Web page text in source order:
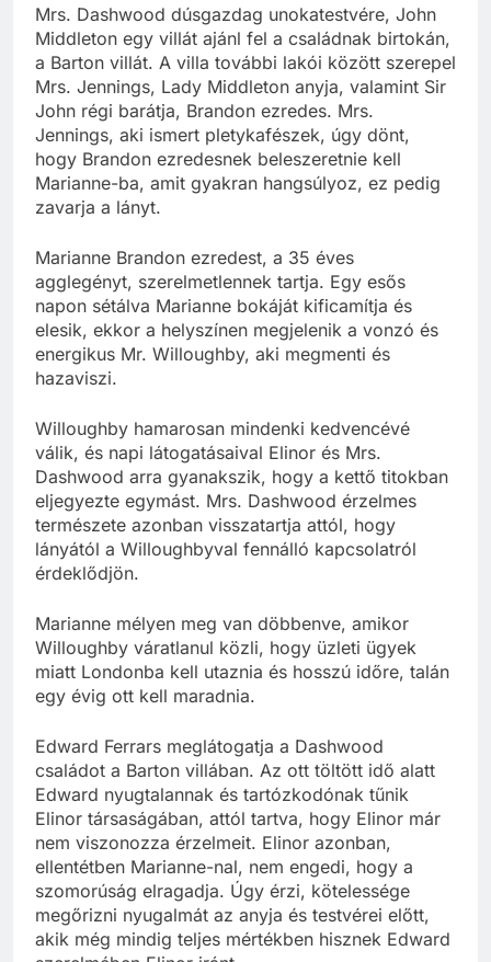
Mrs. Dashwood dúsgazdag unokatestvére, John
Middleton egy villát ajánl fel a családnak birtokán,
a Barton villát. A villa további lakói között szerepel
Mrs. Jennings, Lady Middleton anyja, valamint Sir
John régi barátja, Brandon ezredes. Mrs.
Jennings, aki ismert pletykafészek, úgy dönt,
hogy Brandon ezredesnek beleszeretnie kell
Marianne-ba, amit gyakran hangsúlyoz, ez pedig
zavarja a lányt.
Marianne Brandon ezredest, a 35 éves
agglegényt, szerelmetlennek tartja. Egy esős
napon sétálva Marianne bokáját kificamítja és
elesik, ekkor a helyszínen megjelenik a vonzó és
energikus Mr. Willoughby, aki megmenti és
hazaviszi.
Willoughby hamarosan mindenki kedvencévé
válik, és napi látogatásaival Elinor és Mrs.
Dashwood arra gyanakszik, hogy a kettő titokban
eljegyezte egymást. Mrs. Dashwood érzelmes
természete azonban visszatartja attól, hogy
lányától a Willoughbyval fennálló kapcsolatról
érdeklődjön.
Marianne mélyen meg van döbbenve, amikor
Willoughby váratlanul közli, hogy üzleti ügyek
miatt Londonba kell utaznia és hosszú időre, talán
egy évig ott kell maradnia.
Edward Ferrars meglátogatja a Dashwood
családot a Barton villában. Az ott töltött idő alatt
Edward nyugtalannak és tartózkodónak tűnik
Elinor társaságában, attól tartva, hogy Elinor már
nem viszonozza érzelmeit. Elinor azonban,
ellentétben Marianne-nal, nem engedi, hogy a
szomorúság elragadja. Úgy érzi, kötelessége
megőrizni nyugalmát az anyja és testvérei előtt,
akik még mindig teljes mértékben hisznek Edward